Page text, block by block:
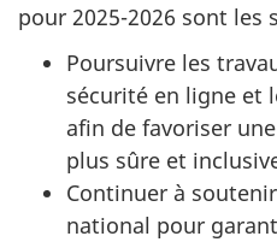
pour 2025-2026 sont les
Poursuivre les
sécurité en ligne et
afin de favoriser
plus sûre et
Continuer à
national pour